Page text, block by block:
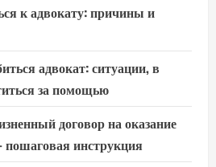
к адвокату: причины и
адвокат: ситуации, в
за помощью
договор на оказание
инструкция